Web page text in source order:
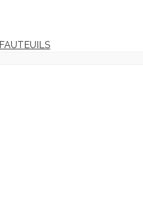
FAUTEUILS